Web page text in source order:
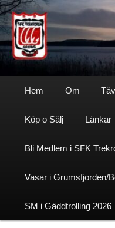
Hoppa
till
primärt
innehållSfktrekroken
Hem Om
Köp o Sälj Länkar
Bli Medlem i SFK
Vasar i Grumsfjorden/
SM i Gäddtrolling 2026